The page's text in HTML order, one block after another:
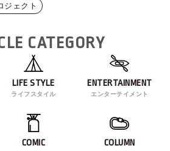
ジェクト
CATEGORY
LIFE STYLE
ライフスタイル
ENTERTAINMENT
エンターテイメント
COMIC COLUMN